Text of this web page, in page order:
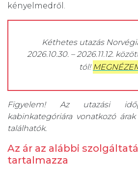
kényelmedről.
Kéthetes utazás
2026.10.30. – 2026.11.12.
tól!
Figyelem! Az utazási
kabinkategóriára vonatkozó
találhatók.
Az ár az alábbi
tartalmazza